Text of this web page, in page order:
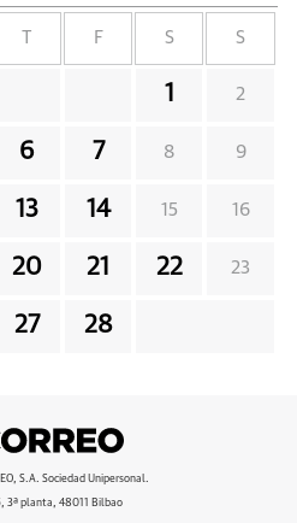
F S S
1 2
6 7 8 9
13 14 15 16
20 21 22 23
27 28
S.A. Sociedad Unipersonal.
3ª planta, 48011 Bilbao